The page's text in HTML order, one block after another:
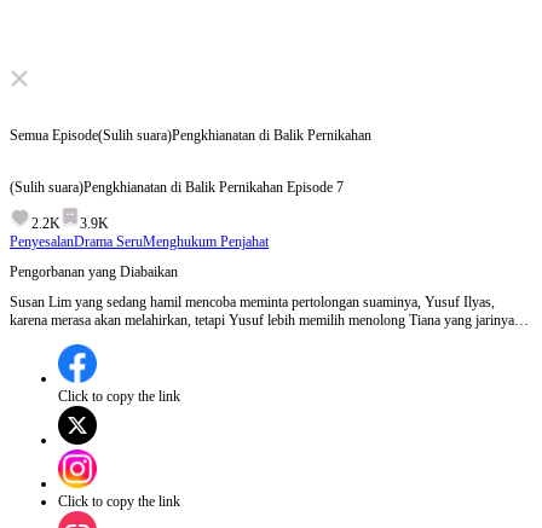
Semua Episode(Sulih suara)Pengkhianatan di Balik Pernikahan
(Sulih suara)Pengkhianatan di Balik Pernikahan Episode 7
2.2K
3.9K
PenyesalanDrama SeruMenghukum Penjahat
Pengorbanan yang Diabaikan
Susan Lim yang sedang hamil mencoba meminta pertolongan suaminya, Yusuf Ilyas,
karena merasa akan melahirkan, tetapi Yusuf lebih memilih menolong Tiana yang jarinya
pengabaiannya terhadap Susan dan anak mereka sebelum semuanya terlambat?
Click to copy the link
Click to copy the link